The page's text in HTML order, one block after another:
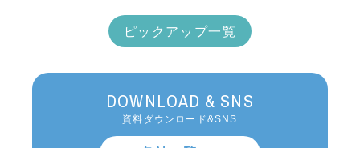
ピックアップ一覧
DOWNLOAD & SNS
資料ダウンロード&SNS